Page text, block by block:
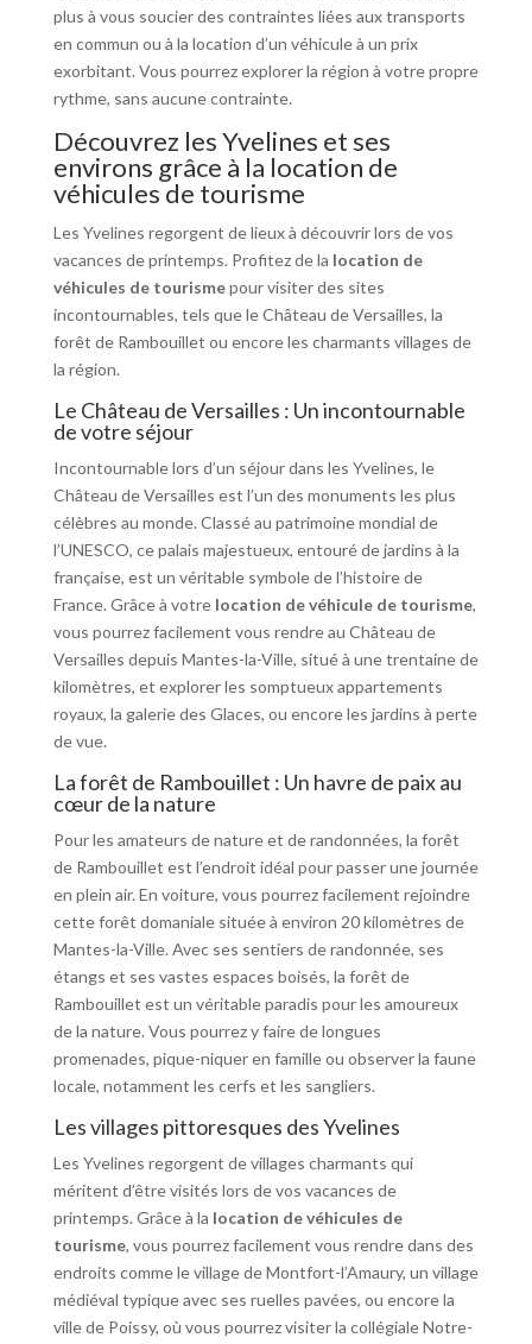
plus à vous soucier des contraintes liées aux transports
en commun ou à la location d’un véhicule à un prix
exorbitant. Vous pourrez explorer la région à votre propre
rythme, sans aucune contrainte.
Découvrez les Yvelines et ses
environs grâce à la location de
véhicules de tourisme
Les Yvelines regorgent de lieux à découvrir lors de vos
vacances de printemps. Profitez de la location de
véhicules de tourismepour visiter des sites
incontournables, tels que le Château de Versailles, la
forêt de Rambouillet ou encore les charmants villages de
la région.
Le Château de Versailles : Un incontournable
de votre séjour
Incontournable lors d’un séjour dans les Yvelines, le
Château de Versailles est l’un des monuments les plus
célèbres au monde. Classé au patrimoine mondial de
l’UNESCO, ce palais majestueux, entouré de jardins à la
française, est un véritable symbole de l’histoire de
France. Grâce à votre location de véhicule de tourisme,
vous pourrez facilement vous rendre au Château de
Versailles depuis Mantes-la-Ville, situé à une trentaine de
kilomètres, et explorer les somptueux appartements
royaux, la galerie des Glaces, ou encore les jardins à perte
de vue.
La forêt de Rambouillet : Un havre de paix au
cœur de la nature
Pour les amateurs de nature et de randonnées, la forêt
de Rambouillet est l’endroit idéal pour passer une journée
en plein air. En voiture, vous pourrez facilement rejoindre
cette forêt domaniale située à environ 20 kilomètres de
Mantes-la-Ville. Avec ses sentiers de randonnée, ses
étangs et ses vastes espaces boisés, la forêt de
Rambouillet est un véritable paradis pour les amoureux
de la nature. Vous pourrez y faire de longues
promenades, pique-niquer en famille ou observer la faune
locale, notamment les cerfs et les sangliers.
Les villages pittoresques des Yvelines
Les Yvelines regorgent de villages charmants qui
méritent d’être visités lors de vos vacances de
printemps. Grâce à la location de véhicules de
tourisme, vous pourrez facilement vous rendre dans des
endroits comme le village de Montfort-l’Amaury, un village
médiéval typique avec ses ruelles pavées, ou encore la
ville de Poissy, où vous pourrez visiter la collégiale Notre-